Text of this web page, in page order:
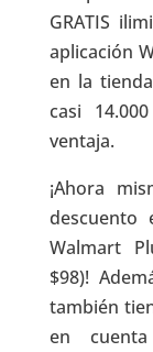
GRATIS
aplicación
en la
casi
ventaja.
¡Ahora
descuento
Walmart
$98)!
también
en